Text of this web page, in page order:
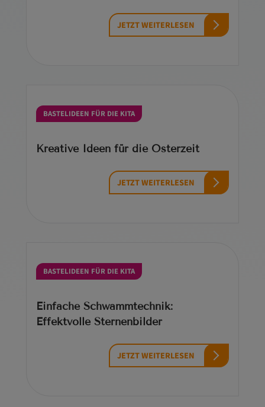
JETZT WEITERLESEN
BASTELIDEEN FÜR DIE KITA
Kreative Ideen für die Osterzeit
JETZT WEITERLESEN
BASTELIDEEN FÜR DIE KITA
Einfache Schwammtechnik:
Effektvolle Sternenbilder
JETZT WEITERLESEN